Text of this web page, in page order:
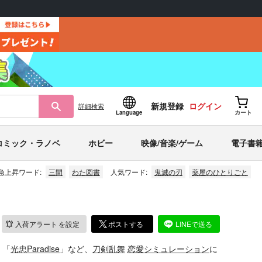
詳細検索
Language
新規登録 ログイン
カート
ミック・ラノベ ホビー 映像/音楽/ゲーム 電子書
上昇ワード: 三間 わた図書 人気ワード: 鬼滅の刃 薬屋のひとりごと
入荷アラート を設定 ポストする LINEで送る
「光忠Paradise 」など、 刀剣乱舞 恋愛シミュレーションに